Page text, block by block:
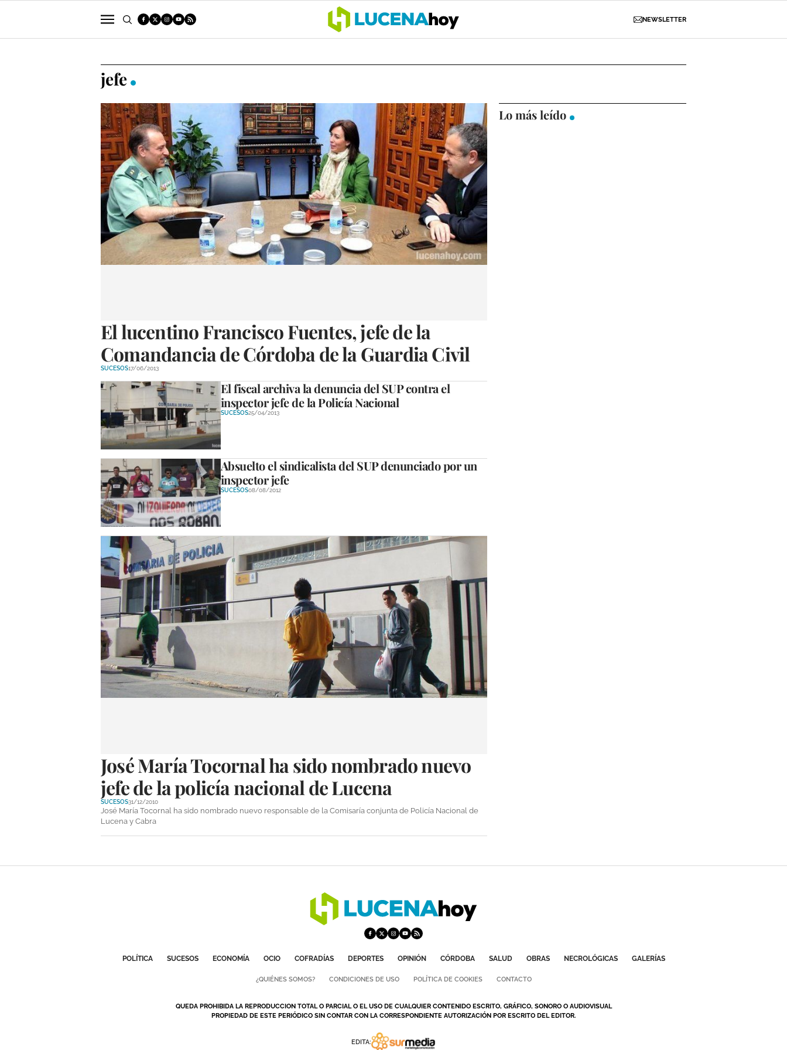
NEWSLETTER
jefe
El lucentino Francisco Fuentes, jefe de la
Comandancia de Córdoba de la Guardia Civil
SUCESOS17/06/2013
El fiscal archiva la denuncia del SUP contra el
inspector jefe de la Policía Nacional
SUCESOS25/04/2013
Absuelto el sindicalista del SUP denunciado por un
inspector jefe
SUCESOS08/08/2012
José María Tocornal ha sido nombrado nuevo
jefe de la policía nacional de Lucena
SUCESOS31/12/2010
José María Tocornal ha sido nombrado nuevo responsable de la Comisaría conjunta de Policía Nacional de
Lucena y Cabra
Lo más leído
POLÍTICA SUCESOS ECONOMÍA OCIO COFRADÍAS DEPORTES OPINIÓN CÓRDOBA SALUD OBRAS NECROLÓGICAS GALERÍAS
¿QUIÉNES SOMOS? CONDICIONES DE USO POLÍTICA DE COOKIES CONTACTO
QUEDA PROHIBIDA LA REPRODUCCION TOTAL O PARCIAL O EL USO DE CUALQUIER CONTENIDO ESCRITO, GRÁFICO, SONORO O AUDIOVISUAL
PROPIEDAD DE ESTE PERIÓDICO SIN CONTAR CON LA CORRESPONDIENTE AUTORIZACIÓN POR ESCRITO DEL EDITOR.
EDITA: